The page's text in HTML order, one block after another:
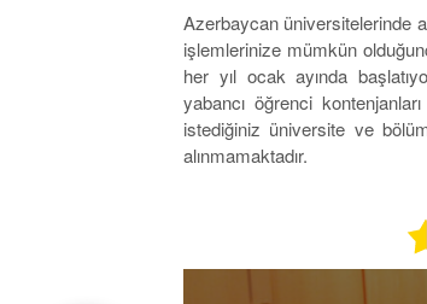
Azerbaycan üniversitelerinde
işlemlerinize mümkün
her yıl ocak ayında
yabancı öğrenci
istediğiniz üniversite ve
alınmamaktadır.